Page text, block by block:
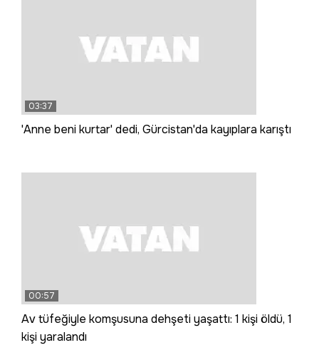
03:37
'Anne beni kurtar' dedi, Gürcistan'da kayıplara karıştı
00:57
Av tüfeğiyle komşusuna dehşeti yaşattı: 1 kişi öldü, 1
kişi yaralandı